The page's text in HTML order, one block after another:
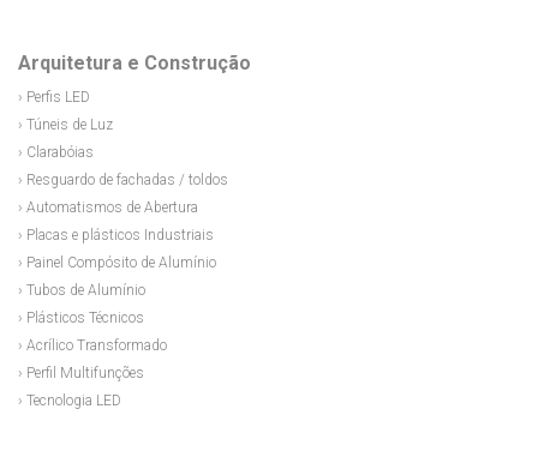
Arquitetura e Construção
› Perfis LED
› Túneis de Luz
› Clarabóias
› Resguardo de fachadas / toldos
› Automatismos de Abertura
› Placas e plásticos Industriais
› Painel Compósito de Alumínio
› Tubos de Alumínio
› Plásticos Técnicos
› Acrílico Transformado
› Perfil Multifunções
› Tecnologia LED